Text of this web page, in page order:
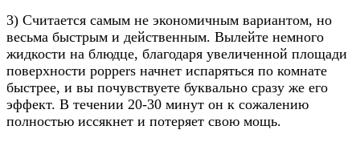
3) Считается самым не экономичным вариантом, но
весьма быстрым и действенным. Вылейте немного
жидкости на блюдце, благодаря увеличенной площади
поверхности poppers начнет испаряться по комнате
быстрее, и вы почувствуете буквально сразу же его
эффект. В течении 20-30 минут он к сожалению
полностью иссякнет и потеряет свою мощь.